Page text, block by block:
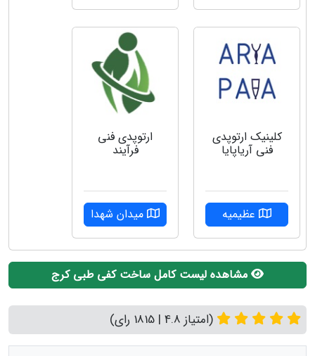
کلینیک ارتوپدی
فنی آریاپایا
عظیمیه
ارتوپدی فنی
فرآیند
میدان شهدا
مشاهده لیست کامل ساخت کفی طبی کرج
(امتیاز 4.8 | 1815 رای)